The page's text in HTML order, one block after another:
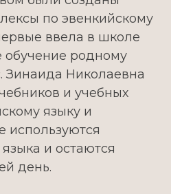
по эвенкийскому
ввела в школе
обучение родному
Зинаида Николаевна
и учебных
языку и
используются
и остаются
день.